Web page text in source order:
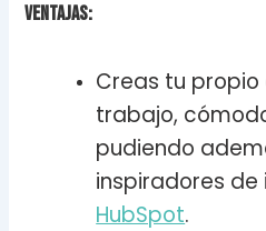
Ventajas:
Creas tu
trabajo,
pudiendo
inspiradores
HubSpot.